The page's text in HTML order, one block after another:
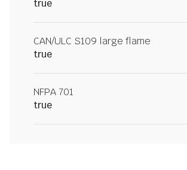
true
CAN/ULC S109 large flame
true
NFPA 701
true